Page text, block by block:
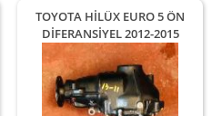
TOYOTA HİLÜX EURO 5 ÖN
DİFERANSİYEL 2012-2015